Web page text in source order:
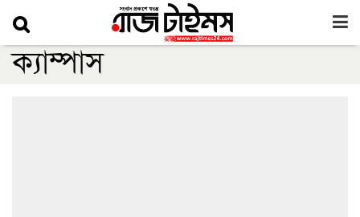
ক্যাম্পাস